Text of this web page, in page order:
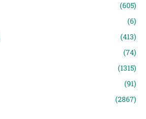
(605)
(6)
(413)
(74)
(1315)
(91)
(2867)